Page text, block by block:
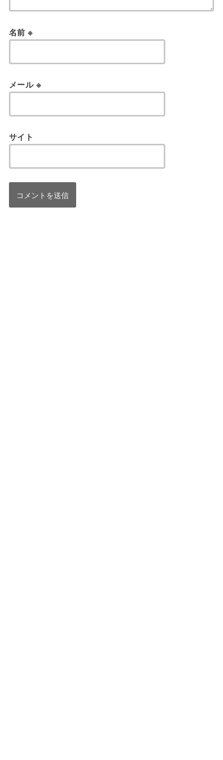
名前※
メール ※
サイト